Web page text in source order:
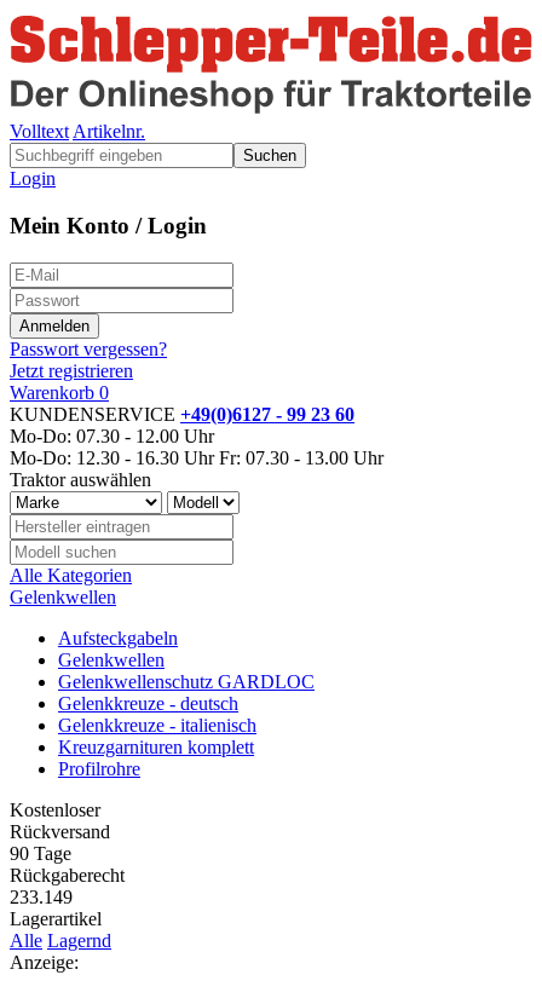
Volltext Artikelnr.
Suchen
Login
Mein Konto / Login
Passwort vergessen?
Jetzt registrieren
Warenkorb 0
KUNDENSERVICE +49(0)6127 - 99 23 60
Mo-Do: 07.30 - 12.00 Uhr
Mo-Do: 12.30 - 16.30 Uhr Fr: 07.30 - 13.00 Uhr
Traktor auswählen
Alle Kategorien
Gelenkwellen
Aufsteckgabeln
Gelenkwellen
Gelenkwellenschutz GARDLOC
Gelenkkreuze - deutsch
Gelenkkreuze - italienisch
Kreuzgarnituren komplett
Profilrohre
Kostenloser
Rückversand
90 Tage
Rückgaberecht
233.149
Lagerartikel
Alle Lagernd
Anzeige: